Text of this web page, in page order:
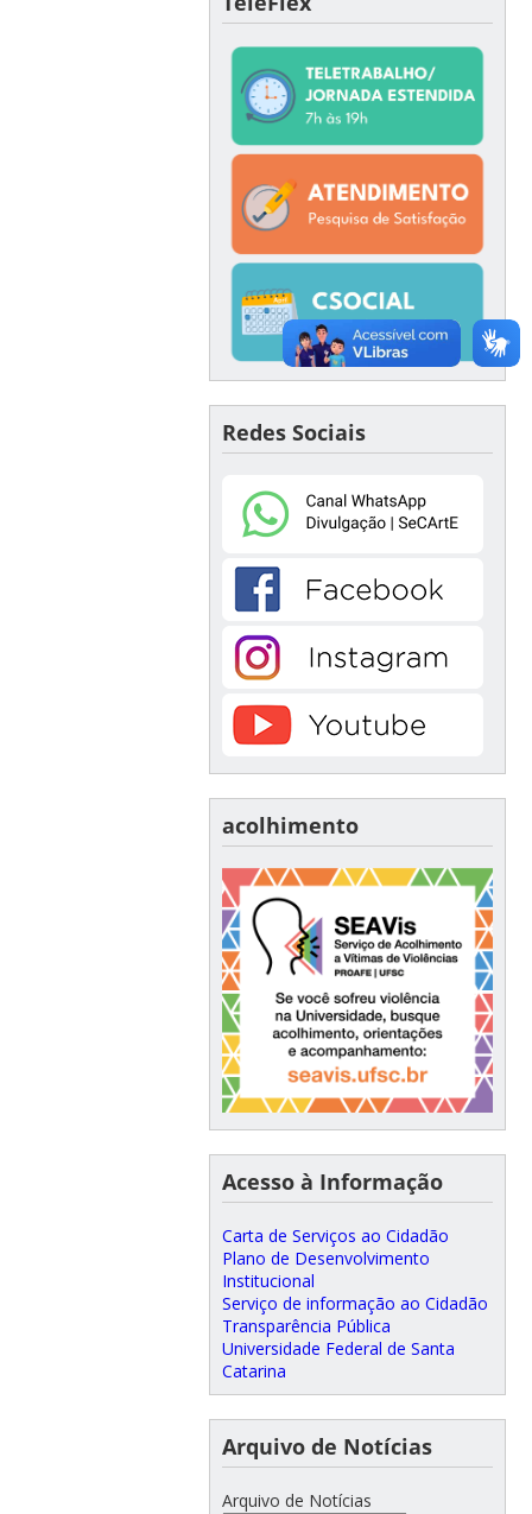
Redes Sociais
acolhimento
Acesso à Informação
Carta de Serviços ao Cidadão
Plano de Desenvolvimento
Institucional
Serviço de informação ao Cidadão
Transparência Pública
Universidade Federal de Santa
Catarina
Arquivo de Notícias
Arquivo de Notícias